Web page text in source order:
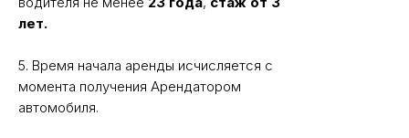
лет.
5. Время начала аренды исчисляется с
момента получения Арендатором
автомобиля.